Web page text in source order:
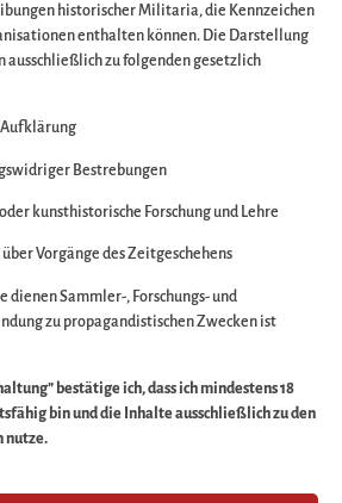
Sie
bitte die
an
Sache
Sie bald
vorbei!
historischer Militaria, die Kennzeichen
enthalten können. Die Darstellung
ausschließlich zu folgenden gesetzlich
Bestrebungen
kunsthistorische Forschung und Lehre
Vorgänge des Zeitgeschehens
Sammler-, Forschungs- und
zu propagandistischen Zwecken ist
bestätige ich, dass ich mindestens 18
bin und die Inhalte ausschließlich zu den
nutze.